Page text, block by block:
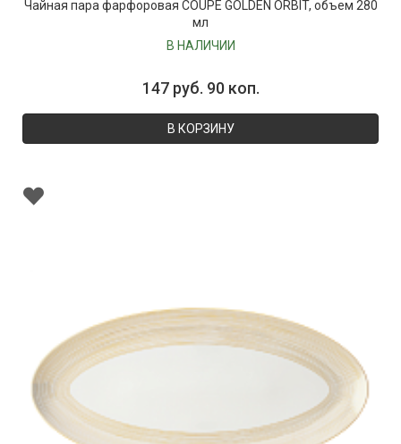
Чайная пара фарфоровая COUPE GOLDEN ORBIT, объем 280
мл
В НАЛИЧИИ
147 руб. 90 коп.
В КОРЗИНУ